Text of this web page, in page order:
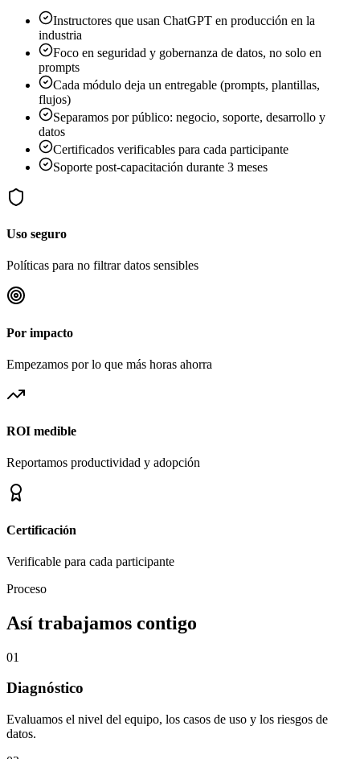
Instructores que usan ChatGPT en producción en la
industria
Foco en seguridad y gobernanza de datos, no solo en
prompts
Cada módulo deja un entregable (prompts, plantillas,
flujos)
Separamos por público: negocio, soporte, desarrollo y
datos
Certificados verificables para cada participante
Soporte post-capacitación durante 3 meses
Uso seguro
Políticas para no filtrar datos sensibles
Por impacto
Empezamos por lo que más horas ahorra
ROI medible
Reportamos productividad y adopción
Certificación
Verificable para cada participante
Proceso
Así trabajamos contigo
01
Diagnóstico
Evaluamos el nivel del equipo, los casos de uso y los riesgos de
datos.